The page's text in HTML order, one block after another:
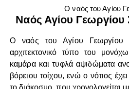
Ο ναός του Αγίου
Ναός Αγίου
Ο ναός του Αγίου Γεωργίου
αρχιτεκτονικό τύπο του
καμάρα και τυφλά αψιδώματα
βόρειου τοίχου, ενώ ο νότιος